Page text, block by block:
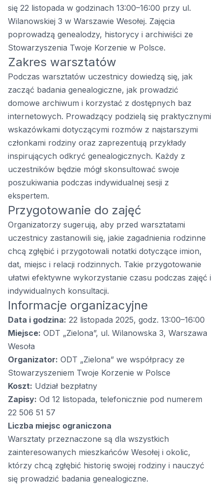
się 22 listopada w godzinach 13:00–16:00 przy ul.
Wilanowskiej 3 w Warszawie Wesołej. Zajęcia
poprowadzą genealodzy, historycy i archiwiści ze
Stowarzyszenia Twoje Korzenie w Polsce.
Zakres warsztatów
Podczas warsztatów uczestnicy dowiedzą się, jak
zacząć badania genealogiczne, jak prowadzić
domowe archiwum i korzystać z dostępnych baz
internetowych. Prowadzący podzielą się praktycznymi
wskazówkami dotyczącymi rozmów z najstarszymi
członkami rodziny oraz zaprezentują przykłady
inspirujących odkryć genealogicznych. Każdy z
uczestników będzie mógł skonsultować swoje
poszukiwania podczas indywidualnej sesji z
ekspertem.
Przygotowanie do zajęć
Organizatorzy sugerują, aby przed warsztatami
uczestnicy zastanowili się, jakie zagadnienia rodzinne
chcą zgłębić i przygotowali notatki dotyczące imion,
dat, miejsc i relacji rodzinnych. Takie przygotowanie
ułatwi efektywne wykorzystanie czasu podczas zajęć i
indywidualnych konsultacji.
Informacje organizacyjne
Data i godzina: 22 listopada 2025, godz. 13:00–16:00
Miejsce: ODT „Zielona”, ul. Wilanowska 3, Warszawa
Wesoła
Organizator: ODT „Zielona” we współpracy ze
Stowarzyszeniem Twoje Korzenie w Polsce
Koszt: Udział bezpłatny
Zapisy: Od 12 listopada, telefonicznie pod numerem
22 506 51 57
Liczba miejsc ograniczona
Warsztaty przeznaczone są dla wszystkich
zainteresowanych mieszkańców Wesołej i okolic,
którzy chcą zgłębić historię swojej rodziny i nauczyć
się prowadzić badania genealogiczne.